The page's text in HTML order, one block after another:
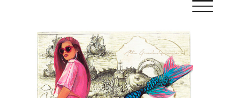
contenido